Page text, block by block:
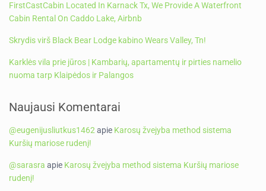
FirstCastCabin Located In Karnack Tx, We Provide A Waterfront
Cabin Rental On Caddo Lake, Airbnb
Skrydis virš Black Bear Lodge kabino Wears Valley, Tn!
Karklės vila prie jūros | Kambarių, apartamentų ir pirties namelio
nuoma tarp Klaipėdos ir Palangos
Naujausi Komentarai
@eugenijusliutkus1462 apie Karosų žvejyba method sistema
Kuršių mariose rudenį!
@sarasra apie Karosų žvejyba method sistema Kuršių mariose
rudenį!